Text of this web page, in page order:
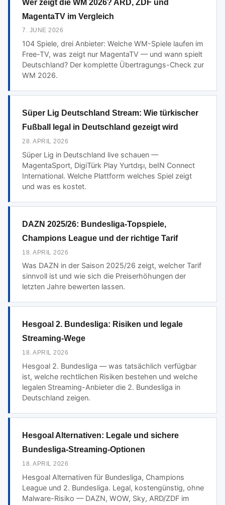
Wer zeigt die WM 2026? ARD, ZDF und
MagentaTV im Vergleich
7. JUNE 2026
104 Spiele, drei Anbieter: Welche WM-Spiele laufen im
Free-TV, was zeigt nur MagentaTV — und wann spielt
Deutschland? Der komplette Übertragungs-Check zur
WM 2026.
Süper Lig Deutschland Stream: Wie türkischer
Fußball legal in Deutschland gezeigt wird
28. APRIL 2026
Süper Lig in Deutschland live schauen —
MagentaSport, DigiTürk Play Yurtdışı, beIN Connect
International. Welche Plattform welches Spiel zeigt
und was es kostet.
DAZN 2025/26: Bundesliga-Topspiele,
Champions League und der richtige Tarif
18. APRIL 2026
Was DAZN in der Saison 2025/26 zeigt, welcher Tarif
sinnvoll ist und wie sich die Preiserhöhungen der
letzten Jahre bewerten lassen.
Hesgoal 2. Bundesliga: Risiken und legale
Streaming-Wege
18. APRIL 2026
Hesgoal 2. Bundesliga — was tatsächlich verfügbar
ist, welche rechtlichen Risiken bestehen und welche
legalen Streaming-Anbieter die 2. Bundesliga in
Deutschland zeigen.
Hesgoal Alternativen: Legale und sichere
Bundesliga-Streaming-Optionen
18. APRIL 2026
Hesgoal Alternativen für Bundesliga, Champions
League und 2. Bundesliga. Legal, kostengünstig, ohne
Malware-Risiko — DAZN, WOW, Sky, ARD/ZDF im